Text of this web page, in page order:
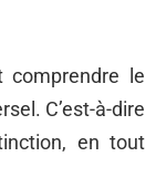
comprendre le
C’est-à-dire
en tout